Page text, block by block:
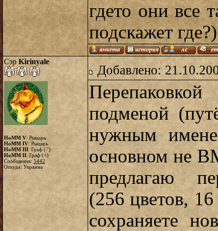
гдето они все
подскажет где?)
Сэр Kirinyale
HoMM V: Рыцарь
HoMM IV: Рыцарь
HoMM III: Граф (7)
HoMM II: Граф (4)
Сообщения: 5442
Откуда: Украина
Добавлено:
подменой
нужным
основном не
предлагаю
(256 цветов,
сохраняете